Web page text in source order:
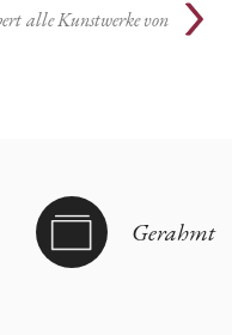
alle Kunstwerke von
Gerahmt